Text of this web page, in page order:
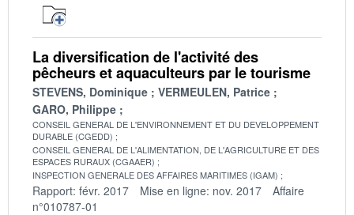
La diversification de l'activité des
pêcheurs et aquaculteurs par le tourisme
STEVENS, Dominique
VERMEULEN, Patrice
GARO, Philippe
CONSEIL GENERAL DE L'ENVIRONNEMENT ET DU DEVELOPPEMENT
DURABLE (CGEDD)
CONSEIL GENERAL DE L'ALIMENTATION, DE L'AGRICULTURE ET DES
ESPACES RURAUX (CGAAER)
INSPECTION GENERALE DES AFFAIRES MARITIMES (IGAM)
Rapport: févr. 2017 Mise en ligne: nov. 2017
Affaire
n°010787-01